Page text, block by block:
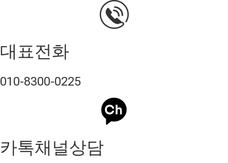
대표전화
010-8300-0225
카톡채널상담